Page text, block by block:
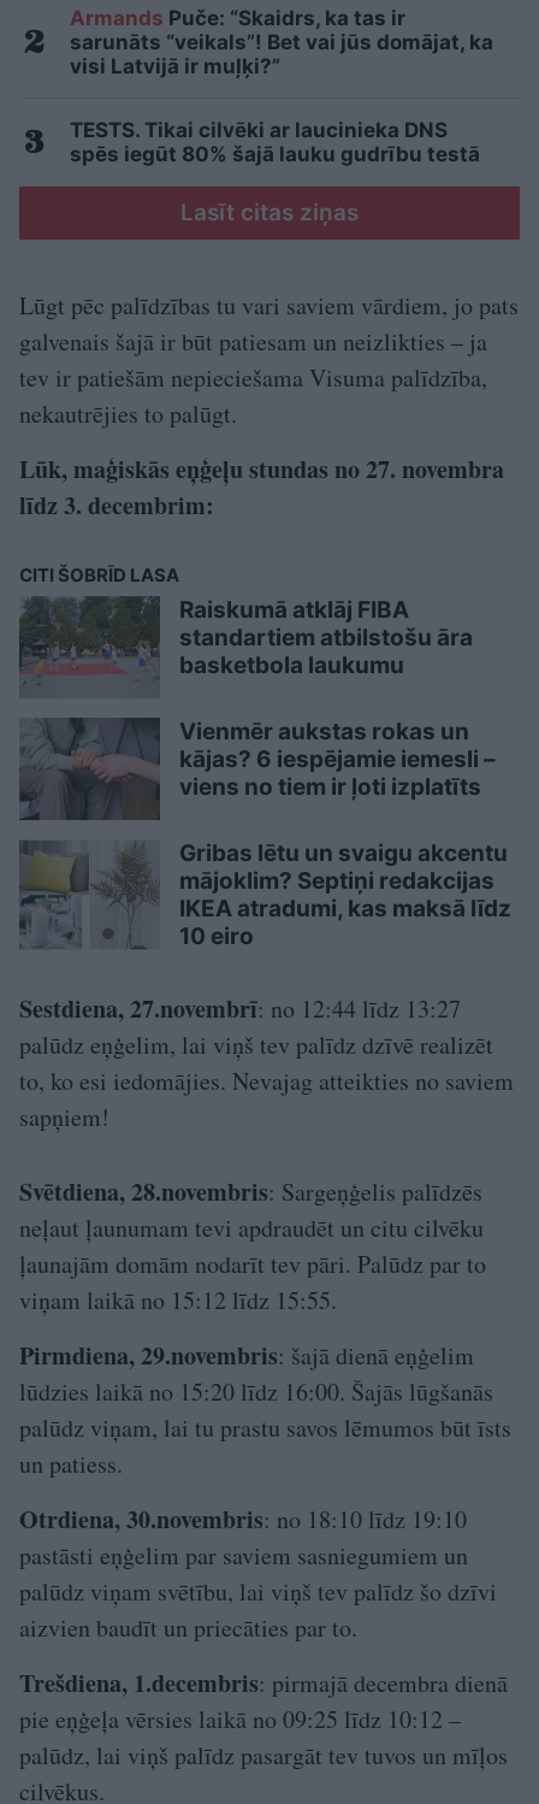
Armands Puče: “Skaidrs, ka tas ir
sarunāts “veikals”! Bet vai jūs domājat, ka
visi Latvijā ir muļķi?”
TESTS. Tikai cilvēki ar laucinieka DNS
spēs iegūt 80% šajā lauku gudrību testā
Lasīt citas ziņas
Lūgt pēc palīdzības tu vari saviem vārdiem, jo pats
galvenais šajā ir būt patiesam un neizlikties – ja
tev ir patiešām nepieciešama Visuma palīdzība,
nekautrējies to palūgt.
Lūk, maģiskās eņģeļu stundas no 27. novembra
līdz 3. decembrim:
CITI ŠOBRĪD LASA
Raiskumā atklāj FIBA
standartiem atbilstošu āra
basketbola laukumu
Vienmēr aukstas rokas un
kājas? 6 iespējamie iemesli –
viens no tiem ir ļoti izplatīts
Gribas lētu un svaigu akcentu
mājoklim? Septiņi redakcijas
IKEA atradumi, kas maksā līdz
10 eiro
Sestdiena, 27.novembrī: no 12:44 līdz 13:27
palūdz eņģelim, lai viņš tev palīdz dzīvē realizēt
to, ko esi iedomājies. Nevajag atteikties no saviem
sapņiem!
Svētdiena, 28.novembris: Sargeņģelis palīdzēs
neļaut ļaunumam tevi apdraudēt un citu cilvēku
ļaunajām domām nodarīt tev pāri. Palūdz par to
viņam laikā no 15:12 līdz 15:55.
Pirmdiena, 29.novembris: šajā dienā eņģelim
lūdzies laikā no 15:20 līdz 16:00. Šajās lūgšanās
palūdz viņam, lai tu prastu savos lēmumos būt īsts
un patiess.
Otrdiena, 30.novembris: no 18:10 līdz 19:10
pastāsti eņģelim par saviem sasniegumiem un
palūdz viņam svētību, lai viņš tev palīdz šo dzīvi
aizvien baudīt un priecāties par to.
Trešdiena, 1.decembris: pirmajā decembra dienā
pie eņģeļa vērsies laikā no 09:25 līdz 10:12 –
palūdz, lai viņš palīdz pasargāt tev tuvos un mīļos
cilvēkus.